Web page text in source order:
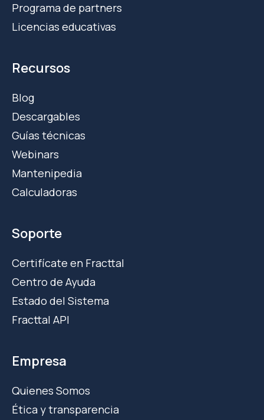
Programa de partners
Licencias educativas
Recursos
Blog
Descargables
Guías técnicas
Webinars
Mantenipedia
Calculadoras
Soporte
Certifícate en Fracttal
Centro de Ayuda
Estado del Sistema
Fracttal API
Empresa
Quienes Somos
Ética y transparencia